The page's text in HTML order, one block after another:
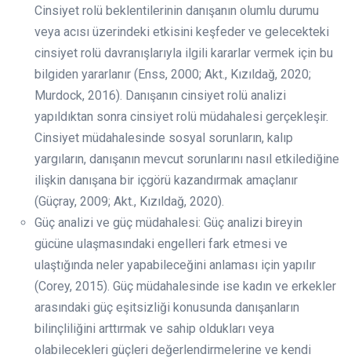
Cinsiyet rolü beklentilerinin danışanın olumlu durumu
veya acısı üzerindeki etkisini keşfeder ve gelecekteki
cinsiyet rolü davranışlarıyla ilgili kararlar vermek için bu
bilgiden yararlanır (Enss, 2000; Akt., Kızıldağ, 2020;
Murdock, 2016). Danışanın cinsiyet rolü analizi
yapıldıktan sonra cinsiyet rolü müdahalesi gerçekleşir.
Cinsiyet müdahalesinde sosyal sorunların, kalıp
yargıların, danışanın mevcut sorunlarını nasıl etkilediğine
ilişkin danışana bir içgörü kazandırmak amaçlanır
(Güçray, 2009; Akt., Kızıldağ, 2020).
Güç analizi ve güç müdahalesi: Güç analizi bireyin
gücüne ulaşmasındaki engelleri fark etmesi ve
ulaştığında neler yapabileceğini anlaması için yapılır
(Corey, 2015). Güç müdahalesinde ise kadın ve erkekler
arasındaki güç eşitsizliği konusunda danışanların
bilinçliliğini arttırmak ve sahip oldukları veya
olabilecekleri güçleri değerlendirmelerine ve kendi